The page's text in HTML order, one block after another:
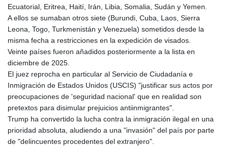
Ecuatorial, Eritrea, Haití, Irán, Libia, Somalia, Sudán y Yemen.
A ellos se sumaban otros siete (Burundi, Cuba, Laos, Sierra
Leona, Togo, Turkmenistán y Venezuela) sometidos desde la
misma fecha a restricciones en la expedición de visados.
Veinte países fueron añadidos posteriormente a la lista en
diciembre de 2025.
El juez reprocha en particular al Servicio de Ciudadanía e
Inmigración de Estados Unidos (USCIS) "justificar sus actos por
preocupaciones de 'seguridad nacional' que en realidad son
pretextos para disimular prejuicios antiinmigrantes".
Trump ha convertido la lucha contra la inmigración ilegal en una
prioridad absoluta, aludiendo a una "invasión" del país por parte
de "delincuentes procedentes del extranjero".